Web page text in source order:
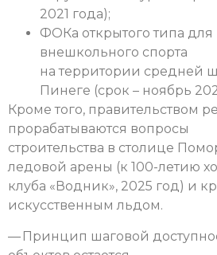
2021 года);
ФОКа открытого типа для
внешкольного спорта
на территории средней
Пинеге (срок – ноябрь
Кроме того, правительством
прорабатываются вопросы
строительства в столице
ледовой арены (к 100-летию
клуба «Водник», 2025 год) и
искусственным льдом.
— Принцип шаговой